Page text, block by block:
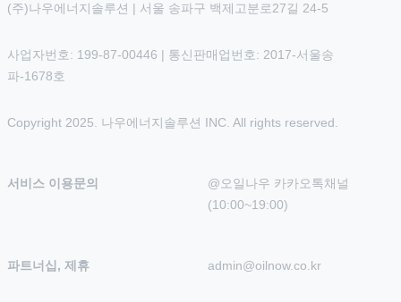
(주)나우에너지솔루션 | 서울 송파구 백제고분로27길 24-5
사업자번호: 199-87-00446 | 통신판매업번호: 2017-서울송
파-1678호
Copyright 2025. 나우에너지솔루션 INC. All rights reserved.
서비스 이용문의
@오일나우 카카오톡채널
(10:00~19:00)
파트너십, 제휴 admin@oilnow.co.kr